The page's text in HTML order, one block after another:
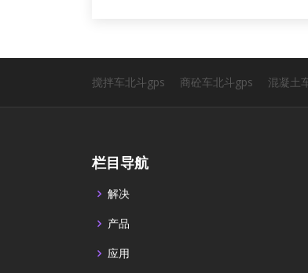
搅拌车北斗gps 商砼车北斗gps 混凝土
栏目导航
解决
产品
应用